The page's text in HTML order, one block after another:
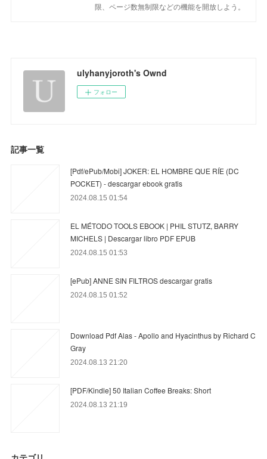
限、ページ数無制限などの機能を開放しよう。
ulyhanyjoroth's Ownd
フォロー
記事一覧
[Pdf/ePub/Mobi] JOKER: EL HOMBRE QUE RÍE (DC
POCKET) - descargar ebook gratis
2024.08.15 01:54
EL MÉTODO TOOLS EBOOK | PHIL STUTZ, BARRY
MICHELS | Descargar libro PDF EPUB
2024.08.15 01:53
[ePub] ANNE SIN FILTROS descargar gratis
2024.08.15 01:52
Download Pdf Alas - Apollo and Hyacinthus by Richard C
Gray
2024.08.13 21:20
[PDF/Kindle] 50 Italian Coffee Breaks: Short
2024.08.13 21:19